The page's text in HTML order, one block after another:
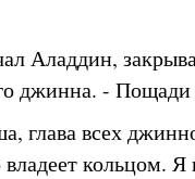
Аладдин,
джинна. -
глава всех
владеет кольцом.